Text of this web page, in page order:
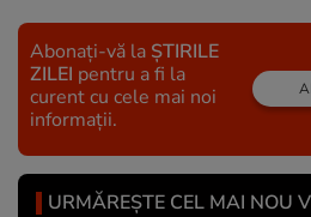
Abonați-vă la ȘTIRILE
ZILEI pentru a fi la
curent cu cele mai noi
informații.
URMĂREȘTE CEL MAI NOU